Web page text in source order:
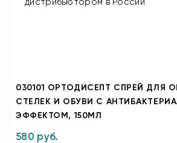
030101 ОРТОДИСЕПТ СПРЕЙ ДЛЯ
СТЕЛЕК И ОБУВИ С
ЭФФЕКТОМ, 150МЛ
580 руб.